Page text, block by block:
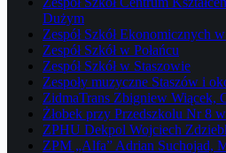
Dużym
Zespół Szkół Ekonomicznych
Zespół Szkół w Połańcu
Zespół Szkół w Staszowie
Zespoły muzyczne Staszów i
ZidmaTrans Zbigniew Wiącek,
Żłobek przy Przedszkolu Nr 8
ZPHU Dekpol Wojciech
ZPM „Alfa” Adrian Suchojad,